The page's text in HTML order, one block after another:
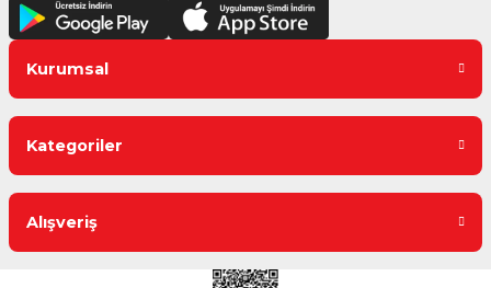
Kurumsal
Kategoriler
Alışveriş